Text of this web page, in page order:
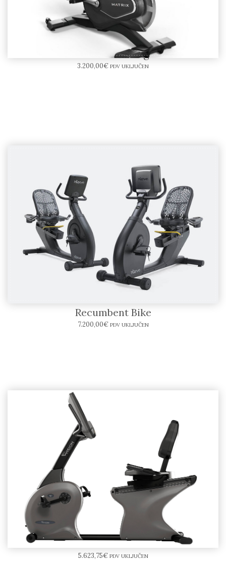
Matrix CXM Training Bicikl
3.200,00€ PDV UKLJUČEN
Recumbent Bike
7.200,00€ PDV UKLJUČEN
VISION Fitness – R600E Recumbent bike
5.623,75€ PDV UKLJUČEN